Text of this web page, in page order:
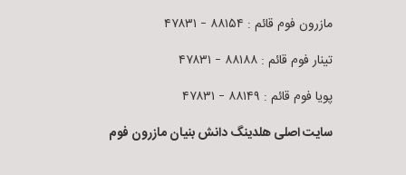
مازرون فوم قائم : ۸۸۱۵۴ – ۴۷۸۳۱
تینار فوم قائم : ۸۸۱۸۸ – ۴۷۸۳۱
پویا فوم قائم : ۸۸۱۴۹ – ۴۷۸۳۱
سایت اصلی هلدینگ دانش بنیان مازرون فوم